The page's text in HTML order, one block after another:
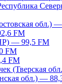
обл.)
FM
— 99,5 FM
FM
FM
(Тверская
обл.) —